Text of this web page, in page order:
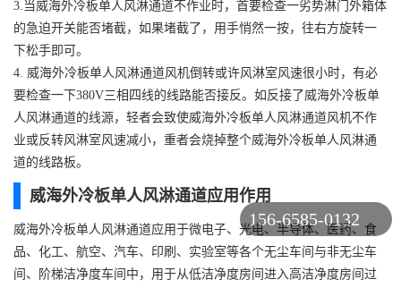
3.当威海外冷板单人风淋通道不作业时，首要检查一劣势淋门外箱体
的急迫开关能否堵截，如果堵截了，用手悄然一按，往右方旋转一
下松手即可。
4. 威海外冷板单人风淋通道风机倒转或许风淋室风速很小时，有必
要检查一下380V三相四线的线路能否接反。如反接了威海外冷板单
人风淋通道的线源，轻者会致使威海外冷板单人风淋通道风机不作
业或反转风淋室风速减小，重者会烧掉整个威海外冷板单人风淋通
道的线路板。
威海外冷板单人风淋通道应用作用
威海外冷板单人风淋通道应用于微电子、光电、半导体、医药、食
品、化工、航空、汽车、印刷、实验室等各个无尘车间与非无尘车
间、阶梯洁净度车间中，用于从低洁净度房间进入高洁净度房间过
156-6585-0132